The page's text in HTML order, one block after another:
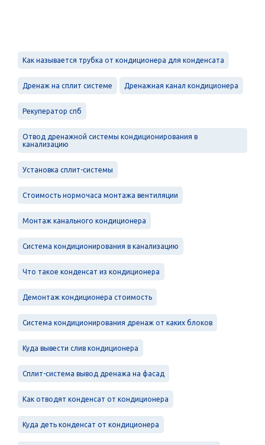
Как называется трубка от кондиционера для конденсата
Дренаж на сплит системе Дренажная канал кондиционера
Рекуператор спб
Отвод дренажной системы кондиционирования в
канализацию
Установка сплит-системы
Стоимость нормочаса монтажа вентиляции
Монтаж канального кондиционера
Система кондиционирования в канализацию
Что такое конденсат из кондиционера
Демонтаж кондиционера стоимость
Система кондиционирования дренаж от каких блоков
Куда вывести слив кондиционера
Сплит-система вывод дренажа на фасад
Как отводят конденсат от кондиционера
Куда деть конденсат от кондиционера